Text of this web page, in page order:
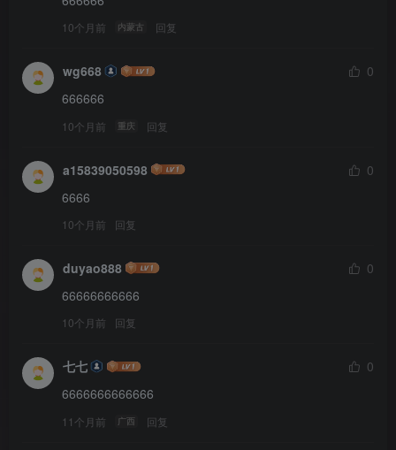
10个月前 内蒙古 回复
wg668
0
666666
10个月前 重庆 回复
a15839050598
0
6666
10个月前 回复
duyao888
0
66666666666
10个月前 回复
七七
0
6666666666666
11个月前 广西 回复